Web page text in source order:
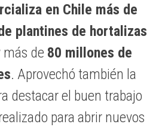
en Chile más de
plantines de hortalizas
más de 80 millones de
. Aprovechó también la
destacar el buen trabajo
para abrir nuevos